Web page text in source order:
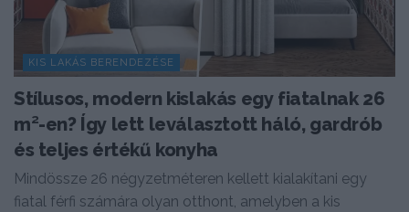
KIS LAKÁS BERENDEZÉSE
Stílusos, modern kislakás egy fiatalnak 26
m²-en? Így lett leválasztott háló, gardrób
és teljes értékű konyha
Mindössze 26 négyzetméteren kellett kialakítani egy
fiatal férfi számára olyan otthont, amelyben a kis